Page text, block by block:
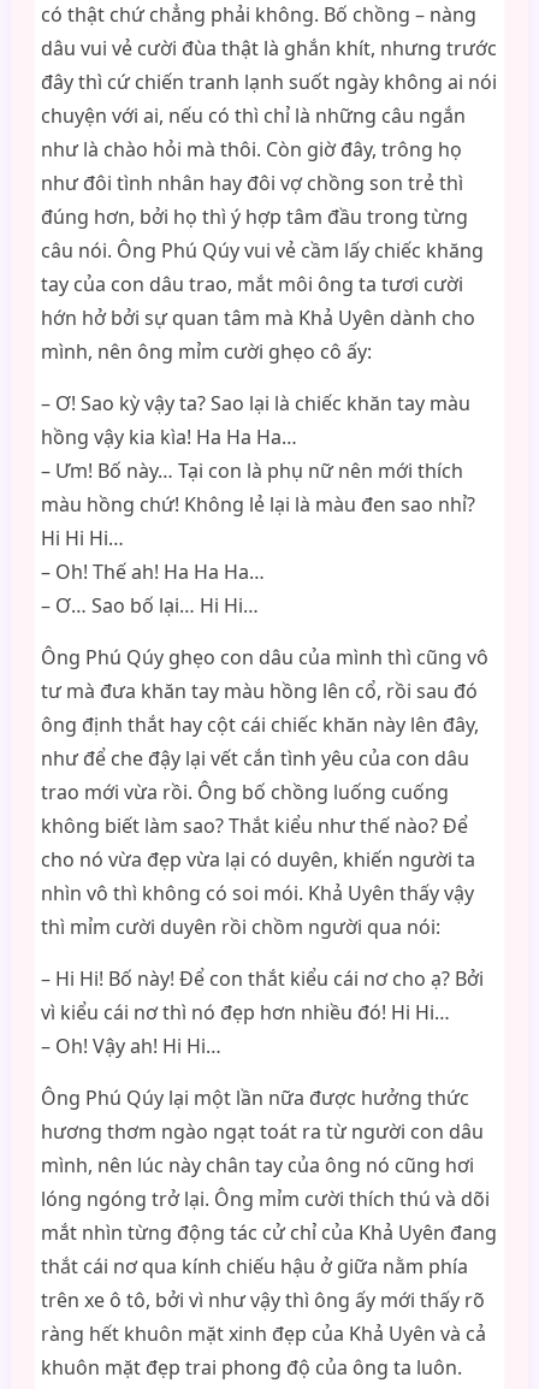
có thật chứ chẳng phải không. Bố chồng – nàng
dâu vui vẻ cười đùa thật là ghắn khít, nhưng trước
đây thì cứ chiến tranh lạnh suốt ngày không ai nói
chuyện với ai, nếu có thì chỉ là những câu ngắn
như là chào hỏi mà thôi. Còn giờ đây, trông họ
như đôi tình nhân hay đôi vợ chồng son trẻ thì
đúng hơn, bởi họ thì ý hợp tâm đầu trong từng
câu nói. Ông Phú Qúy vui vẻ cầm lấy chiếc khăng
tay của con dâu trao, mắt môi ông ta tươi cười
hớn hở bởi sự quan tâm mà Khả Uyên dành cho
mình, nên ông mỉm cười ghẹo cô ấy:
– Ơ! Sao kỳ vậy ta? Sao lại là chiếc khăn tay màu
hồng vậy kia kìa! Ha Ha Ha…
– Ưm! Bố này… Tại con là phụ nữ nên mới thích
màu hồng chứ! Không lẻ lại là màu đen sao nhỉ?
Hi Hi Hi…
– Oh! Thế ah! Ha Ha Ha…
– Ơ… Sao bố lại… Hi Hi…
Ông Phú Qúy ghẹo con dâu của mình thì cũng vô
tư mà đưa khăn tay màu hồng lên cổ, rồi sau đó
ông định thắt hay cột cái chiếc khăn này lên đây,
như để che đậy lại vết cắn tình yêu của con dâu
trao mới vừa rồi. Ông bố chồng luống cuống
không biết làm sao? Thắt kiểu như thế nào? Để
cho nó vừa đẹp vừa lại có duyên, khiến người ta
nhìn vô thì không có soi mói. Khả Uyên thấy vậy
thì mỉm cười duyên rồi chồm người qua nói:
– Hi Hi! Bố này! Để con thắt kiểu cái nơ cho ạ? Bởi
vì kiểu cái nơ thì nó đẹp hơn nhiều đó! Hi Hi…
– Oh! Vậy ah! Hi Hi…
Ông Phú Qúy lại một lần nữa được hưởng thức
hương thơm ngào ngạt toát ra từ người con dâu
mình, nên lúc này chân tay của ông nó cũng hơi
lóng ngóng trở lại. Ông mỉm cười thích thú và dõi
mắt nhìn từng động tác cử chỉ của Khả Uyên đang
thắt cái nơ qua kính chiếu hậu ở giữa nằm phía
trên xe ô tô, bởi vì như vậy thì ông ấy mới thấy rõ
ràng hết khuôn mặt xinh đẹp của Khả Uyên và cả
khuôn mặt đẹp trai phong độ của ông ta luôn.